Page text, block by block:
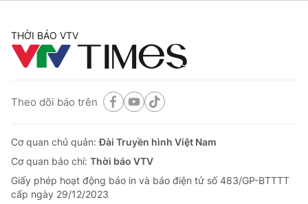
THỜI BÁO VTV
Theo dõi báo trên
Cơ quan chủ quản:Đài Truyền hình Việt Nam
Cơ quan báo chí: Thời báo VTV
Giấy phép hoạt động báo in và báo điện tử số 483/GP-BTTTT
cấp ngày 29/12/2023